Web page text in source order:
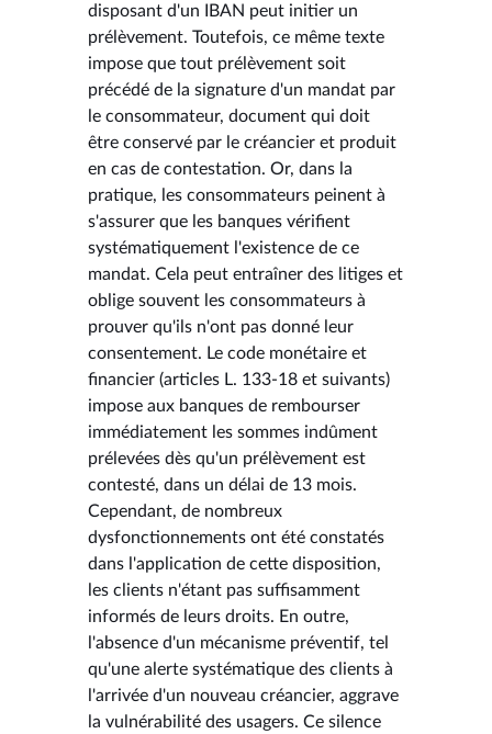
disposant d'un IBAN peut initier un
prélèvement. Toutefois, ce même texte
impose que tout prélèvement soit
précédé de la signature d'un mandat par
le consommateur, document qui doit
être conservé par le créancier et produit
en cas de contestation. Or, dans la
pratique, les consommateurs peinent à
s'assurer que les banques vérifient
systématiquement l'existence de ce
mandat. Cela peut entraîner des litiges et
oblige souvent les consommateurs à
prouver qu'ils n'ont pas donné leur
consentement. Le code monétaire et
financier (articles L. 133-18 et suivants)
impose aux banques de rembourser
immédiatement les sommes indûment
prélevées dès qu'un prélèvement est
contesté, dans un délai de 13 mois.
Cependant, de nombreux
dysfonctionnements ont été constatés
dans l'application de cette disposition,
les clients n'étant pas suffisamment
informés de leurs droits. En outre,
l'absence d'un mécanisme préventif, tel
qu'une alerte systématique des clients à
l'arrivée d'un nouveau créancier, aggrave
la vulnérabilité des usagers. Ce silence